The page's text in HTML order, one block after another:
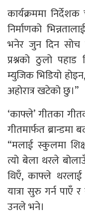
कार्यक्रममा
निर्माणको
भनेर जुन दिन सोच
प्रश्नको ठुलो
म्युजिक भिडियो
अहोरात्र खटेको छु।”
‘काफ्ले’ गीतका
गीतमार्फत ब्रान्डमा
“मलाई स्कुलमा
त्यो बेला थरले
थिएँ, काफ्ले थरलाई
यात्रा सुरु गर्न पाएँ
उनले भने।